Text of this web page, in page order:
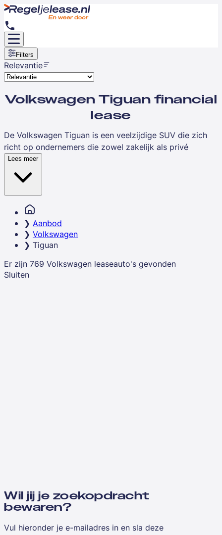
Filters
Relevantie
Volkswagen Tiguan financial
lease
De Volkswagen Tiguan is een veelzijdige SUV die zich
richt op ondernemers die zowel zakelijk als privé
behoefte hebben aan ruimte, comfort en een
representatieve uitstraling. Deze middelgrote SUV
combineert praktische laadruimte met moderne
technologie en veiligheid, waardoor hij geschikt is voor
zowel adviseurs en accountants als professionals in de
bouw of installatie die regelmatig materiaal vervoeren.
Met financial lease spreid je de investering over een
vaste looptijd en ben je direct economisch eigenaar van
Lees meer
Aanbod
Volkswagen
Tiguan
Er zijn 769 Volkswagen leaseauto's gevonden
Sluiten
Wil jij je zoekopdracht
bewaren?
Vul hieronder je e-mailadres in en sla deze